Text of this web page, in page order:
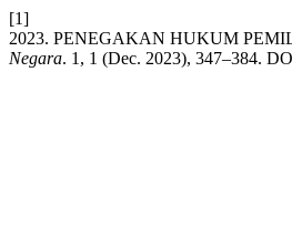
[1]
2023. PENEGAKAN HUKUM
Negara. 1, 1 (Dec. 2023), 347–384.